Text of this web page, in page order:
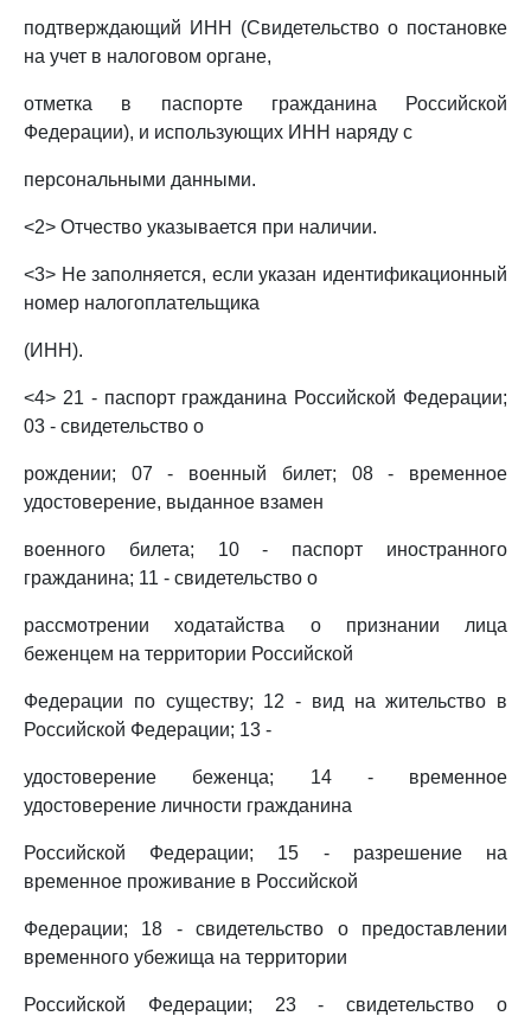
подтверждающий ИНН (Свидетельство о постановке
на учет в налоговом органе,
отметка в паспорте гражданина Российской
Федерации), и использующих ИНН наряду с
персональными данными.
<2> Отчество указывается при наличии.
<3> Не заполняется, если указан идентификационный
номер налогоплательщика
(ИНН).
<4> 21 - паспорт гражданина Российской Федерации;
03 - свидетельство о
рождении; 07 - военный билет; 08 - временное
удостоверение, выданное взамен
военного билета; 10 - паспорт иностранного
гражданина; 11 - свидетельство о
рассмотрении ходатайства о признании лица
беженцем на территории Российской
Федерации по существу; 12 - вид на жительство в
Российской Федерации; 13 -
удостоверение беженца; 14 - временное
удостоверение личности гражданина
Российской Федерации; 15 - разрешение на
временное проживание в Российской
Федерации; 18 - свидетельство о предоставлении
временного убежища на территории
Российской Федерации; 23 - свидетельство о